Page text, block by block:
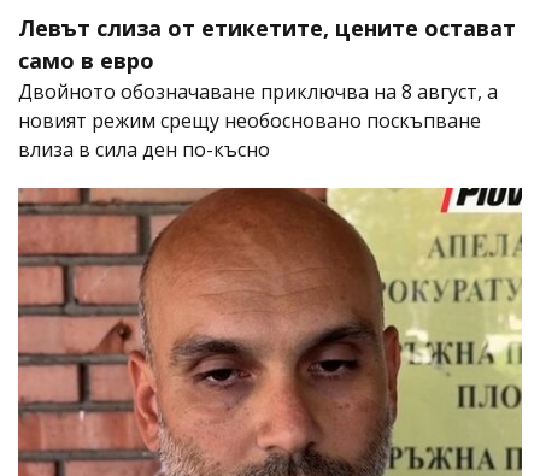
Левът слиза от етикетите, цените остават
само в евро
Двойното обозначаване приключва на 8 август, а
новият режим срещу необосновано поскъпване
влиза в сила ден по-късно